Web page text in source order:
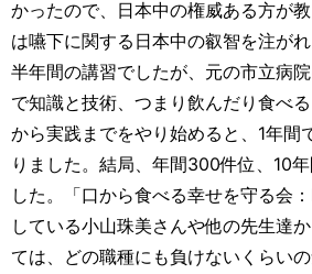
かったので、日本中の権威ある方が
は嚥下に関する日本中の叡智を注が
半年間の講習でしたが、元の市立病
で知識と技術、つまり飲んだり食べ
から実践までをやり始めると、1年間
りました。結局、年間300件位、10
した。「口から食べる幸せを守る会
している小山珠美さんや他の先生達
ては、どの職種にも負けないくらい